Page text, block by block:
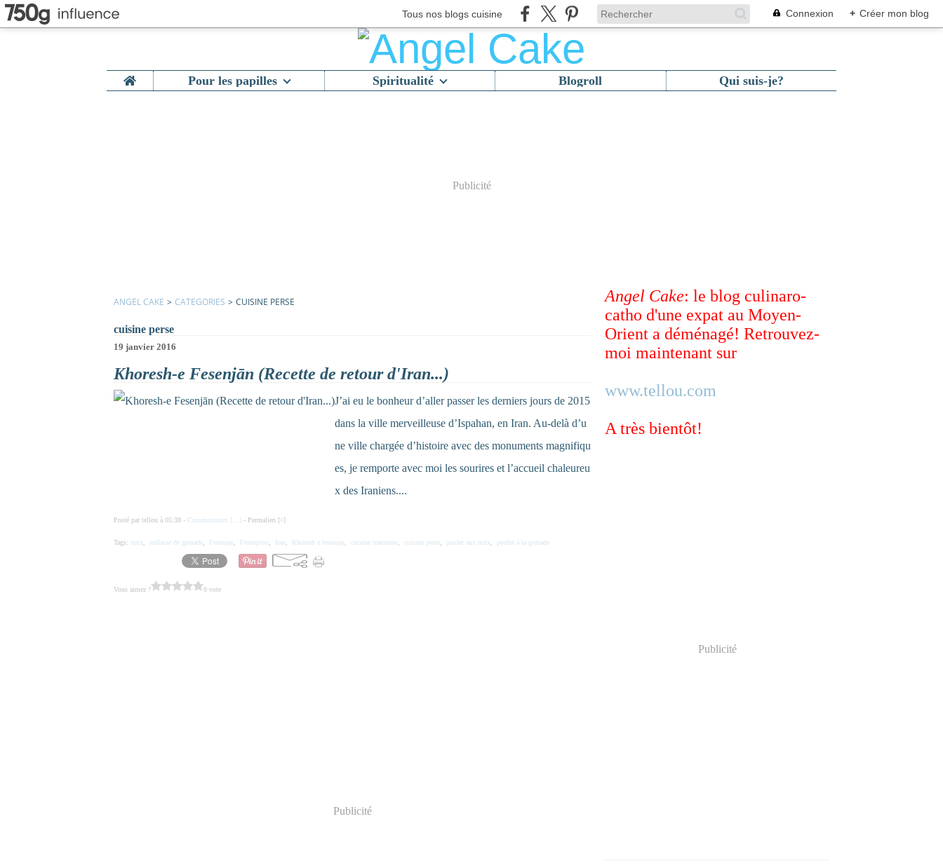
Tous nos blogs cuisine Connexion + Créer mon blog
Home Pour les papilles Spiritualité Blogroll Qui suis-je?
Publicité
ANGEL CAKE > CATEGORIES > CUISINE PERSE
cuisine perse
19 janvier 2016
Khoresh-e Fesenjān (Recette de retour d'Iran...)
J’ai eu le bonheur d’aller passer les derniers jours de 2015
dans la ville merveilleuse d’Ispahan, en Iran. Au-delà d’u
ne ville chargée d’histoire avec des monuments magnifiqu
es, je remporte avec moi les sourires et l’accueil chaleureu
x des Iraniens....
Posté par tellou à 05:38 - Commentaires [ ] - Permalien [#]
Tags: noix mélasse de grenade Fesenjan Fesenjoon Iran Khoresh e fesenjan cuisine iranienne cuisine perse poulet aux noix poulet à la grenade
Vous aimez ? 0 vote
Publicité
Angel Cake: le blog culinaro-
catho d'une expat au Moyen-
Orient a déménagé! Retrouvez-
moi maintenant sur
www.tellou.com
A très bientôt!
Publicité